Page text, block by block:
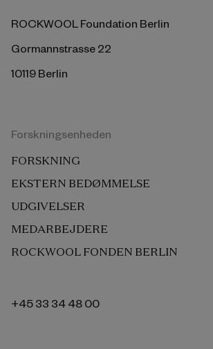
ROCKWOOL Foundation Berlin
Gormannstrasse 22
10119 Berlin
Forskningsenheden
FORSKNING
EKSTERN BEDØMMELSE
UDGIVELSER
MEDARBEJDERE
ROCKWOOL FONDEN BERLIN
+45 33 34 48 00